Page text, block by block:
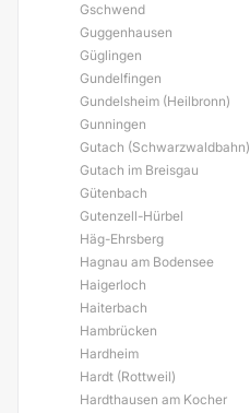
Gschwend
Guggenhausen
Güglingen
Gundelfingen
Gundelsheim (Heilbronn)
Gunningen
Gutach (Schwarzwaldbahn)
Gutach im Breisgau
Gütenbach
Gutenzell-Hürbel
Häg-Ehrsberg
Hagnau am Bodensee
Haigerloch
Haiterbach
Hambrücken
Hardheim
Hardt (Rottweil)
Hardthausen am Kocher